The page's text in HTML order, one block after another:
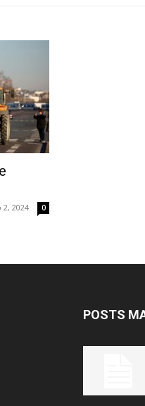
2024 0
POSTS